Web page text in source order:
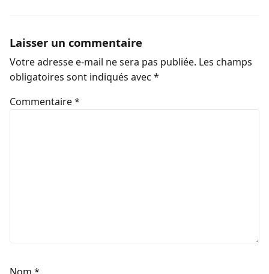
Laisser un commentaire
Votre adresse e-mail ne sera pas publiée. Les champs
obligatoires sont indiqués avec *
Commentaire*